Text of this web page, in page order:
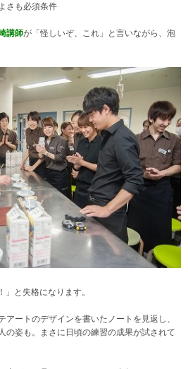
さも必須条件
講師が「怪しいぞ、これ」と言いながら、泡
と失格になります。
アートのデザインを書いたノートを見返し、
の姿も。まさに日頃の練習の成果が試されて